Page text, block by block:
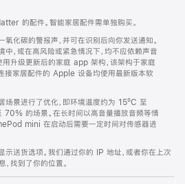
的配件。智能家居配件需单独购买。
化碳的警报声，并可在识别后向你发送通知。
，或在高风险或紧急情况下，均不应依赖声音
用升级更新后的家庭 app 架构，该架构于家庭
接家居配件的 Apple 设备均使用最新版本软
场景进行了优化，即环境温度约为 15ºC 至
的场景。在长时间以高音量播放音频等情
mini 在启动后需要一定时间对传感器进
示送货选项。我们通过你的 IP 地址，或者你在上次
找到了你的位置。